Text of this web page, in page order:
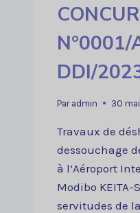
DDI/
Par admin 30
Travaux de
dessouchage
à l’Aéroport
Modibo KEITA-
servitudes de